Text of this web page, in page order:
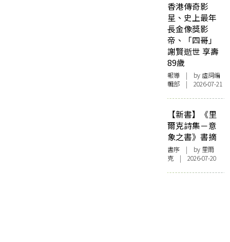
香港傳奇影
星、史上最年
長金像獎影
帝、「四哥」
謝賢逝世 享壽
89歲
報導 | by 虛詞編
輯部 | 2026-07-21
【新書】《里
爾克詩集－意
象之書》書摘
書序 | by 里爾
克 | 2026-07-20